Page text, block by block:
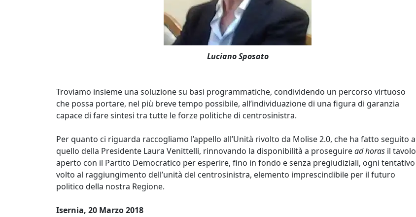
Luciano Sposato
Troviamo insieme una soluzione su basi programmatiche, condividendo un percorso virtuoso
che possa portare, nel più breve tempo possibile, all’individuazione di una figura di garanzia
capace di fare sintesi tra tutte le forze politiche di centrosinistra.
Per quanto ci riguarda raccogliamo l’appello all’Unità rivolto da Molise 2.0, che ha fatto seguito a
quello della Presidente Laura Venittelli, rinnovando la disponibilità a proseguiread horas il tavolo
aperto con il Partito Democratico per esperire, fino in fondo e senza pregiudiziali, ogni tentativo
volto al raggiungimento dell’unità del centrosinistra, elemento imprescindibile per il futuro
politico della nostra Regione.
Isernia, 20 Marzo 2018